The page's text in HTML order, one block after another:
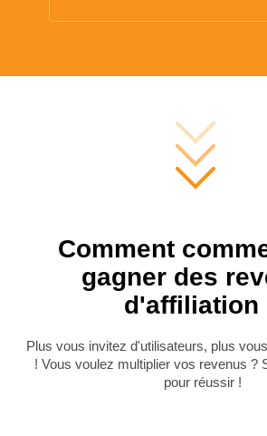
Comment
gagner des
d'affiliation
Plus vous invitez d'utilisateurs, plus
! Vous voulez multiplier vos revenus ?
pour réussir !